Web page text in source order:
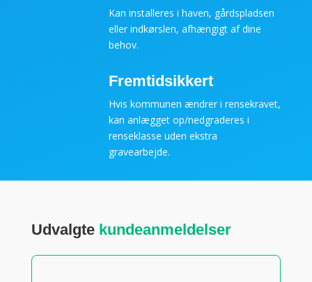
Kan installeres i haven, gårdspladsen
eller indkørslen, afhængigt af dine
behov.
Fremtidsikkert
Hvis kommunen ændrer i rensekravet,
kan anlægget op/nedgraderes i
renseklasse uden ekstra
gravearbejde.
Udvalgte kundeanmeldelser